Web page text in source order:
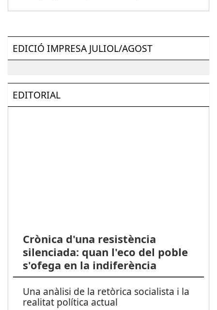
EDICIÓ IMPRESA JULIOL/AGOST
EDITORIAL
Crònica d'una resistència
silenciada: quan l'eco del poble
s'ofega en la indiferència
Una anàlisi de la retòrica socialista i la
realitat política actual